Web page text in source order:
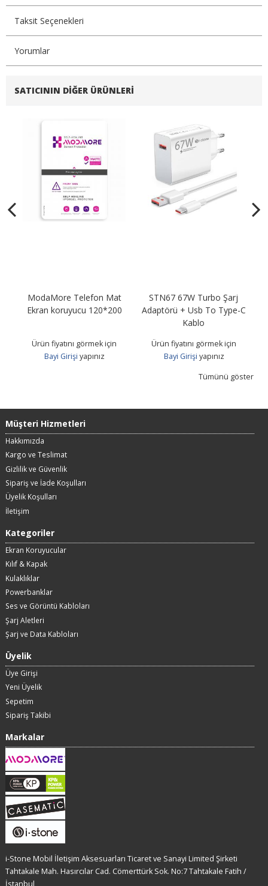
Taksit Seçenekleri
Yorumlar
SATICININ DIĞER ÜRÜNLERI
ModaMore Telefon Mat
Ekran koruyucu 120*200
Ürün fiyatını görmek için
Bayi Girişi yapınız
STN67 67W Turbo Şarj
Adaptörü + Usb To Type-C
Kablo
Ürün fiyatını görmek için
Bayi Girişi yapınız
Tümünü göster
Müşteri Hizmetleri
Hakkımızda
Kargo ve Teslimat
Gizlilik ve Güvenlik
Sipariş ve İade Koşulları
Üyelik Koşulları
İletişim
Kategoriler
Ekran Koruyucular
Kılıf & Kapak
Kulaklıklar
Powerbanklar
Ses ve Görüntü Kabloları
Şarj Aletleri
Şarj ve Data Kabloları
Üyelik
Üye Girişi
Yeni Üyelik
Sepetim
Sipariş Takibi
Markalar
i-Stone Mobil İletişim Aksesuarları Ticaret ve Sanayi Limited Şirketi
Tahtakale Mah. Hasırcılar Cad. Cömerttürk Sok. No:7 Tahtakale Fatih /